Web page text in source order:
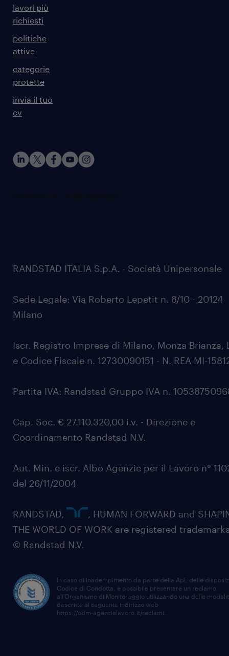
lavori più
richiesti
politiche
attive
categorie
protette
invia il tuo
cv
RANDSTAD ITALIA S.p.A. - Società Unipersonale
Sede Legale: Via Roberto Lepetit n. 8/10 - 20124
Milano
Iscr. Registro Imprese di Milano, Monza Brianza,
e Codice Fiscale n. 12730090151 - N. REA MI-
Partita IVA: Randstad Gruppo IVA n.
Cap. Soc. € 27.110.320,00 i.v. - Direzione e
Coordinamento Randstad N.V.
Aut. Min. e iscr. Albo Agenzie per il Lavoro n°
del 26/11/2004
RANDSTAD,
, HUMAN FORWARD and
THE WORLD OF WORK are registered
© Randstad N.V.
In caso di inadempimento da parte della ApL delle
Codice di Condotta, è possibile presentare un reclamo
all’Organismo di Monitoraggio utilizzando una delle
descritte al seguente indirizzo web
https://odm-agenzielavoro.it/reclami